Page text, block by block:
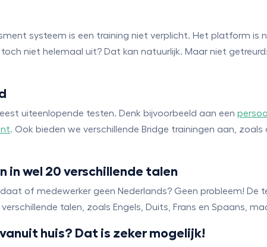
systeem is een training niet verplicht. Het platform is
toch niet helemaal uit? Dat kan natuurlijk. Maar niet
uiteenlopende testen. Denk bijvoorbeeld aan een
. Ook bieden we verschillende Bridge trainingen aan,
in wel 20 verschillende talen
of medewerker geen Nederlands? Geen probleem!
talen, zoals Engels, Duits, Frans en Spaans,
huis? Dat is zeker mogelijk!